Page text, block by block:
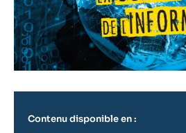
Contenu disponible en :